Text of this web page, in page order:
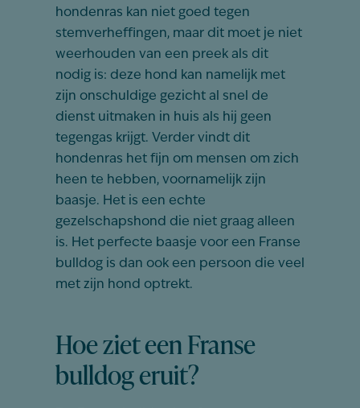
hondenras kan niet goed tegen
stemverheffingen, maar dit moet je niet
weerhouden van een preek als dit
nodig is: deze hond kan namelijk met
zijn onschuldige gezicht al snel de
dienst uitmaken in huis als hij geen
tegengas krijgt. Verder vindt dit
hondenras het fijn om mensen om zich
heen te hebben, voornamelijk zijn
baasje. Het is een echte
gezelschapshond die niet graag alleen
is. Het perfecte baasje voor een Franse
bulldog is dan ook een persoon die veel
met zijn hond optrekt.
Hoe ziet een Franse
bulldog eruit?